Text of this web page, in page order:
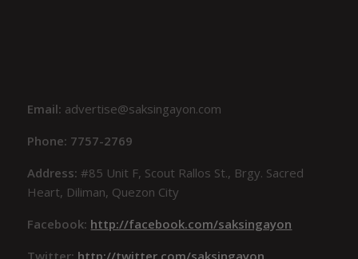
Email: advertise@saksingayon.com
Phone: 7757-2769
Address:#85 Unit F, Scout Rallos St., Brgy. Sacred
Heart, Diliman, Quezon City
Facebook: http://facebook.com/saksingayon